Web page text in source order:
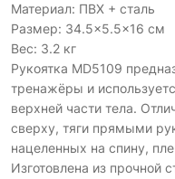
Материал: ПВХ + сталь
Размер: 34.5×5.5×16 см
Вес: 3.2 кг
Рукоятка MD5109
тренажёры и
верхней части тела.
сверху, тяги прямыми
нацеленных на спину,
Изготовлена из прочной